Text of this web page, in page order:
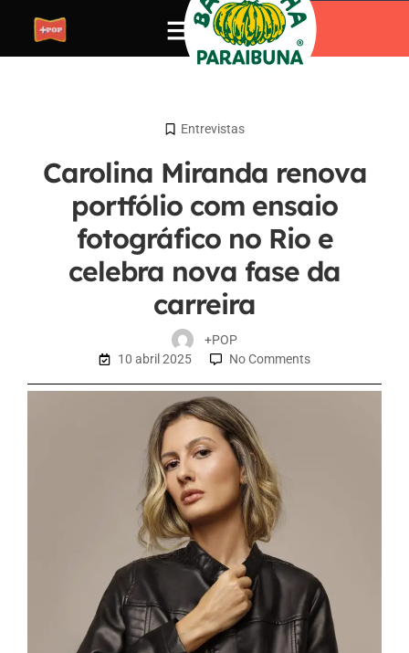
Entrevistas
Carolina Miranda renova
portfólio com ensaio
fotográfico no Rio e
celebra nova fase da
carreira
+POP
10 abril 2025
No Comments